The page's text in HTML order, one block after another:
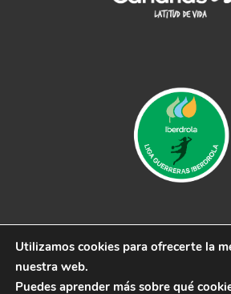
© 2019 CB Remudas -
Utilizamos cookies para ofrecerte la
nuestra web.
Puedes aprender más sobre qué